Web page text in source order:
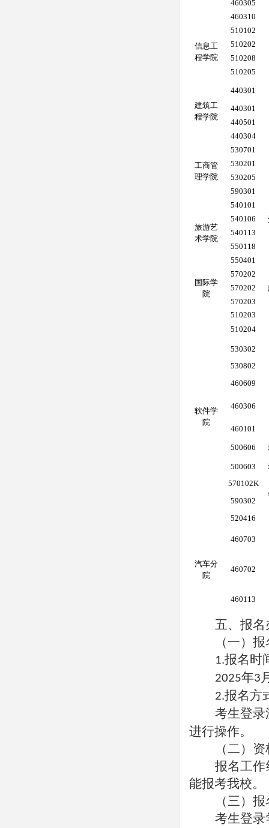
460305
460310
信息工
程学院
510102
510202
510208
510205
建筑工
程学院
440301
440301
440501
440304
工商管
理学院
530701
530201
530205
590301
旅游艺
术学院
540101
540106
540113
550118
550401
国际学
院
570202
570202
570203
软件学
院
510203
510204
530302
530802
460609
460306
460101
500606
500603
570102K
590302
520416
汽车分
院
460703
460702
460113
五、报
（一）
1.报名时
2025年3
2.报名方
考生登
进行操作。
（二）
报名工
能报考我校。
（三）
考生登